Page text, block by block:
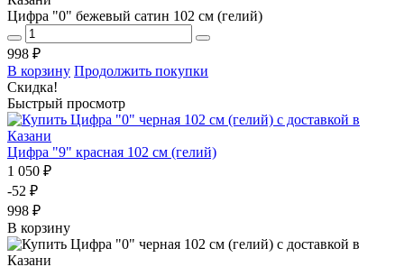
Цифра "0" бежевый сатин 102 см (гелий)
998 ₽
В корзину Продолжить покупки
Скидка!
Быстрый просмотр
Цифра "9" красная 102 см (гелий)
1 050 ₽
-52 ₽
998 ₽
В корзину